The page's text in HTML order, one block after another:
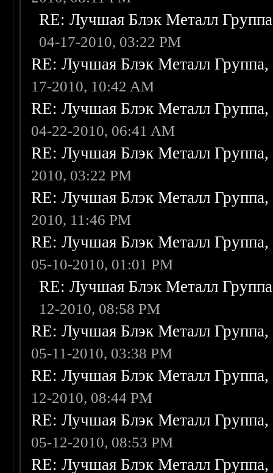
RE: Лучшая Блэк Металл
04-17-2010, 03:22 PM
RE: Лучшая Блэк Металл
17-2010, 10:42 AM
RE: Лучшая Блэк Металл
04-22-2010, 06:41 AM
RE: Лучшая Блэк Металл
2010, 03:22 PM
RE: Лучшая Блэк Металл
2010, 11:46 PM
RE: Лучшая Блэк Металл
05-10-2010, 01:01 PM
RE: Лучшая Блэк Металл
12-2010, 08:58 PM
RE: Лучшая Блэк Металл
05-11-2010, 03:38 PM
RE: Лучшая Блэк Металл
12-2010, 08:44 PM
RE: Лучшая Блэк Металл
05-12-2010, 08:53 PM
RE: Лучшая Блэк Металл